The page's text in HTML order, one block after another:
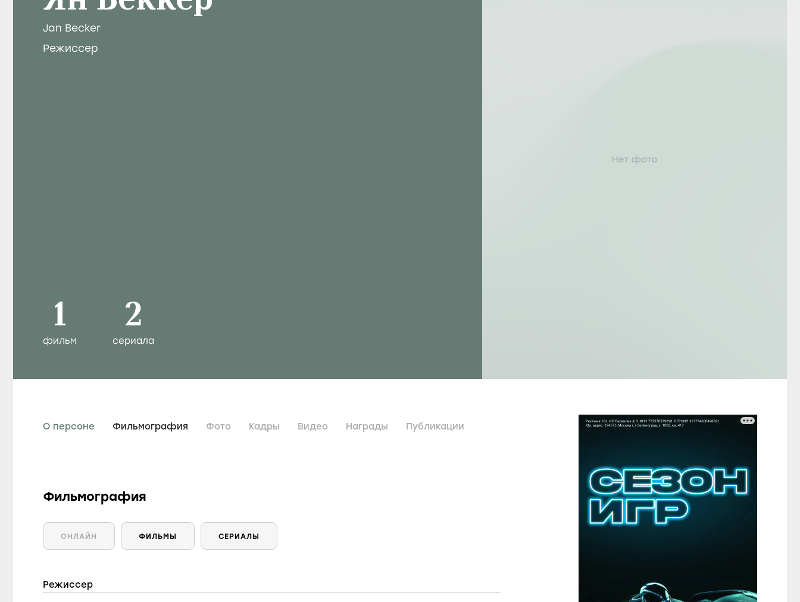
Jan Becker
Режиссер
1
фильм
2
сериала
О персоне Фильмография Фото Кадры Видео Награды Публикации
Фильмография
ОНЛАЙН ФИЛЬМЫ СЕРИАЛЫ
Режиссер